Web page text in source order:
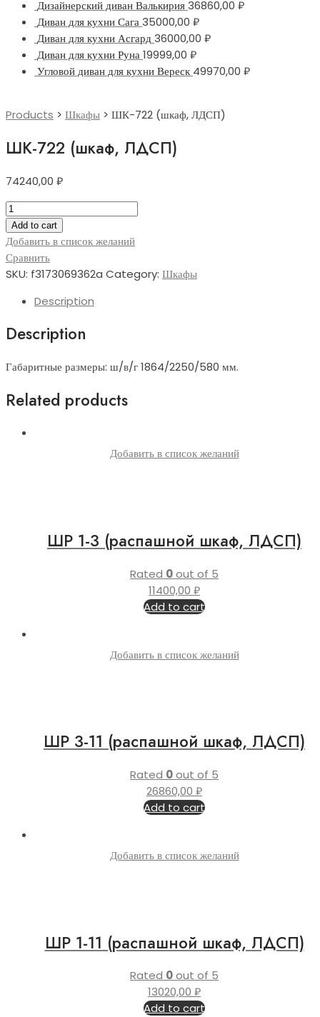
Дизайнерский диван Валькирия36860,00 ₽
Диван для кухни Сага35000,00 ₽
Диван для кухни Асгард36000,00 ₽
Диван для кухни Руна19999,00 ₽
Угловой диван для кухни Вереск 49970,00 ₽
Products > Шкафы > ШК-722 (шкаф, ЛДСП)
ШК-722 (шкаф, ЛДСП)
74240,00 ₽
ШК-722
(шкаф,
ЛДСП)
quantity
Add to cart
Добавить в список желаний
Сравнить
SKU: f3173069362a Category: Шкафы
Description
Description
Габаритные размеры: ш/в/г 1864/2250/580 мм.
Related products
Добавить в список желаний
ШР 1-3 (распашной шкаф, ЛДСП)
Rated 0out of 5
11400,00 ₽
Add to cart
Добавить в список желаний
ШР 3-11 (распашной шкаф, ЛДСП)
Rated 0out of 5
26860,00 ₽
Add to cart
Добавить в список желаний
ШР 1-11 (распашной шкаф, ЛДСП)
Rated 0out of 5
13020,00 ₽
Add to cart